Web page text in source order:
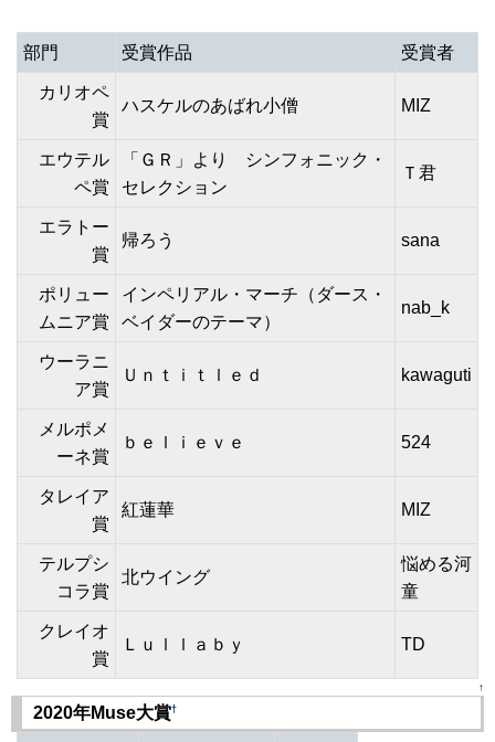
部門 受賞作品 受賞者
カリオペ
賞
ハスケルのあばれ小僧 MIZ
エウテル
ペ賞
「ＧＲ」より シンフォニック・
セレクション
Ｔ君
エラトー
賞
帰ろう sana
ポリュー
ムニア賞
インペリアル・マーチ（ダース・
ベイダーのテーマ）
nab_k
ウーラニ
ア賞
Ｕｎｔｉｔｌｅｄ kawaguti
メルポメ
ーネ賞
ｂｅｌｉｅｖｅ 524
タレイア
賞
紅蓮華 MIZ
テルプシ
コラ賞
北ウイング
悩める河
童
クレイオ
賞
Ｌｕｌｌａｂｙ TD
↑
2020年Muse大賞†